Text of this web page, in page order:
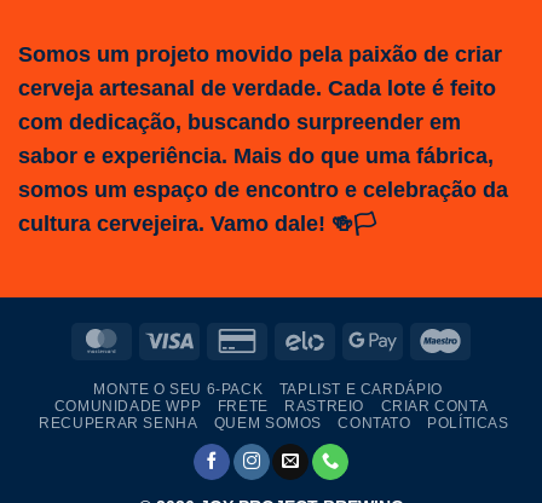
Somos um projeto movido pela paixão de criar
cerveja artesanal de verdade. Cada lote é feito
com dedicação, buscando surpreender em
sabor e experiência. Mais do que uma fábrica,
somos um espaço de encontro e celebração da
cultura cervejeira. Vamo dale! 🍻🏳️
MasterCardVisa
Credit
2
Elo
Google
MONTE O SEU 6-PACK
TAPLIST E CARDÁPIO
COMUNIDADE WPP
FRETE RASTREIO
CRIAR CONTA
RECUPERAR SENHA
QUEM SOMOS CONTATO POLÍTICAS